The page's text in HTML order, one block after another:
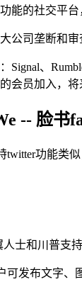
能的社交平
公司垄断和
Signal、
会员加入，
-- 脸书
功能类
人士和川普支
可发布文字、